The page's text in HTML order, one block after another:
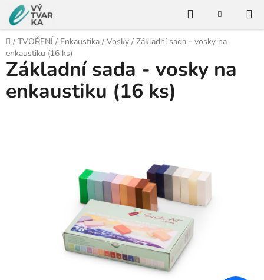
Přejít
na
obsah
HledatNÁKUPNÍ
Domů
/ TVOŘENÍ / Enkaustika / Vosky / Základní sada - vosky na
enkaustiku (16 ks)
Základní sada - vosky na
enkaustiku (16 ks)